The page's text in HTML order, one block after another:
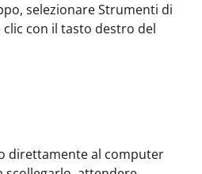
selezionare Strumenti di
clic con il tasto destro del
direttamente al computer